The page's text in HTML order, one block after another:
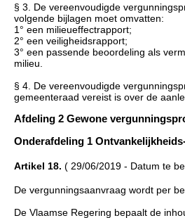
§ 3. De vereenvoudigde
volgende bijlagen moet omvatten:
1° een milieueffectrapport;
2° een veiligheidsrapport;
3° een passende beoordeling als
milieu.
§ 4. De vereenvoudigde
gemeenteraad vereist is over de
Afdeling 2 Gewone
Onderafdeling 1
Artikel 18. ( 29/06/2019 - Datum te
De vergunningsaanvraag wordt per
De Vlaamse Regering bepaalt de